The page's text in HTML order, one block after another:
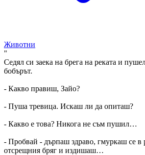
Животни
"
Седял си заека на брега на реката и
бобърът.
- Какво правиш, Зайо?
- Пуша тревица. Искаш ли да опиташ?
- Какво е това? Никога не съм пушил…
- Пробвай - дърпаш здраво, гмуркаш се в
отсрещния бряг и издишаш…